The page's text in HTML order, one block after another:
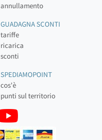
annullamento
GUADAGNA SCONTI
tariffe
ricarica
sconti
SPEDIAMOPOINT
cos'è
punti sul territorio